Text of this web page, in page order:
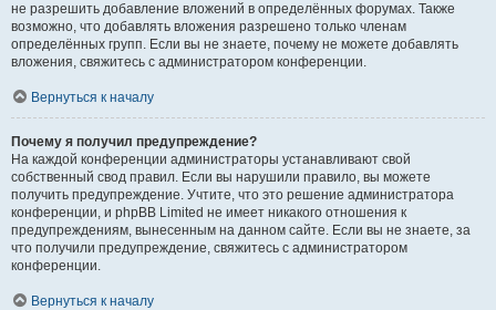
не разрешить добавление вложений в определённых форумах. Также
возможно, что добавлять вложения разрешено только членам
определённых групп. Если вы не знаете, почему не можете добавлять
вложения, свяжитесь с администратором конференции.
Вернуться к началу
Почему я получил предупреждение?
На каждой конференции администраторы устанавливают свой
собственный свод правил. Если вы нарушили правило, вы можете
получить предупреждение. Учтите, что это решение администратора
конференции, и phpBB Limited не имеет никакого отношения к
предупреждениям, вынесенным на данном сайте. Если вы не знаете, за
что получили предупреждение, свяжитесь с администратором
конференции.
Вернуться к началу